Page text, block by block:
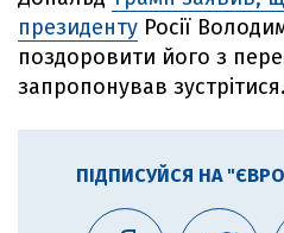
президенту Росії
поздоровити його з
запропонував зустрітися.
ПІДПИСУЙСЯ НА